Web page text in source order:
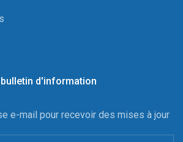
d'information
e-mail pour recevoir des mises à jour